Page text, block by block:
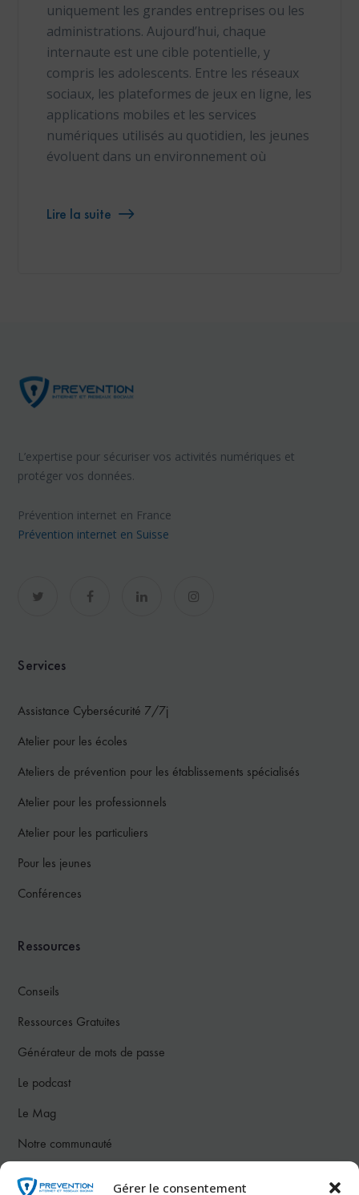
Gérer le consentement
uniquement les grandes entreprises ou les
administrations. Aujourd’hui, chaque
internaute est une cible potentielle, y
compris les adolescents. Entre les réseaux
sociaux, les plateformes de jeux en ligne, les
applications mobiles et les services
numériques utilisés au quotidien, les jeunes
évoluent dans un environnement où
Lire la suite
L’expertise pour sécuriser vos activités numériques et
protéger vos données.
Prévention internet en France
Prévention internet en Suisse
Services
Assistance Cybersécurité 7/7j
Atelier pour les écoles
Ateliers de prévention pour les établissements spécialisés
Atelier pour les professionnels
Atelier pour les particuliers
Pour les jeunes
Conférences
Ressources
Conseils
Ressources Gratuites
Générateur de mots de passe
Le podcast
Le Mag
Notre communauté